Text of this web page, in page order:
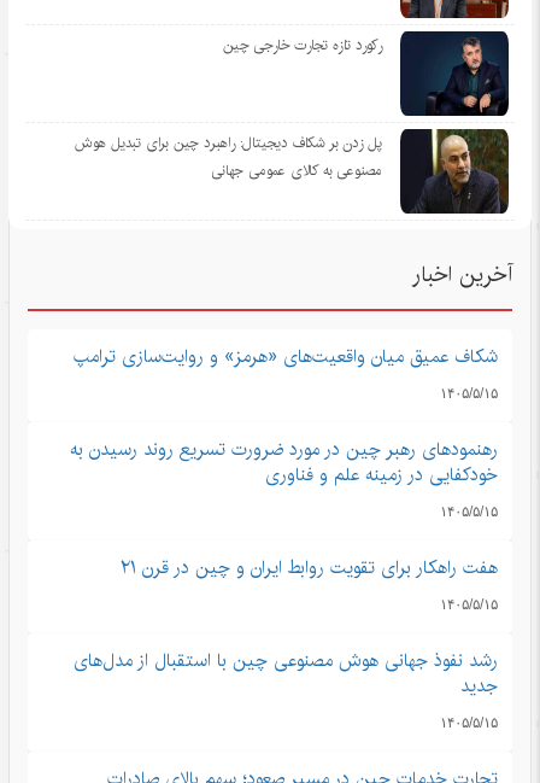
رکورد تازه تجارت خارجی چین
پل زدن بر شکاف دیجیتال: راهبرد چین برای تبدیل هوش
مصنوعی به کالای عمومی جهانی
آخرین اخبار
شکاف عمیق میان واقعیت‌های «هرمز» و روایت‌سازی ترامپ
۱۴۰۵/۵/۱۵
رهنمودهای رهبر چین در مورد ضرورت تسریع روند رسیدن به
خودکفایی در زمینه علم و فناوری
۱۴۰۵/۵/۱۵
هفت راهکار برای تقویت روابط ایران و چین در قرن ۲۱
۱۴۰۵/۵/۱۵
رشد نفوذ جهانی هوش مصنوعی چین با استقبال از مدل‌های
جدید
۱۴۰۵/۵/۱۵